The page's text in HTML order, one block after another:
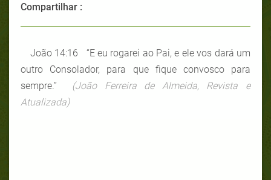
Compartilhar :
João 14:16 “E eu rogarei ao Pai, e ele vos dará um
outro Consolador, para que fique convosco para
sempre.” (João Ferreira de Almeida, Revista e
Atualizada)